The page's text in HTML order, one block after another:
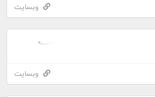
وبسایت
وبسایت